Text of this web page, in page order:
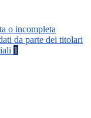
o incompleta
da parte dei titolari
1